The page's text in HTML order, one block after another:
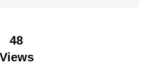
48
Views